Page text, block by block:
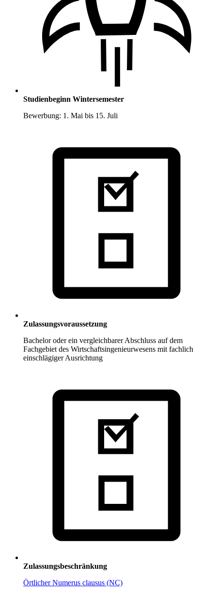
Studienbeginn Wintersemester
Bewerbung: 1. Mai bis 15. Juli
Zulassungsvoraussetzung
Bachelor oder ein vergleichbarer Abschluss auf dem
Fachgebiet des Wirtschaftsingenieurwesens mit fachlich
einschlägiger Ausrichtung
Zulassungsbeschränkung
Örtlicher Numerus clausus (NC)